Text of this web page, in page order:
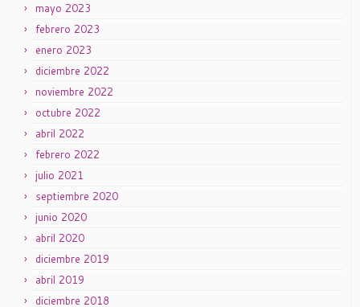
mayo 2023
febrero 2023
enero 2023
diciembre 2022
noviembre 2022
octubre 2022
abril 2022
febrero 2022
julio 2021
septiembre 2020
junio 2020
abril 2020
diciembre 2019
abril 2019
diciembre 2018